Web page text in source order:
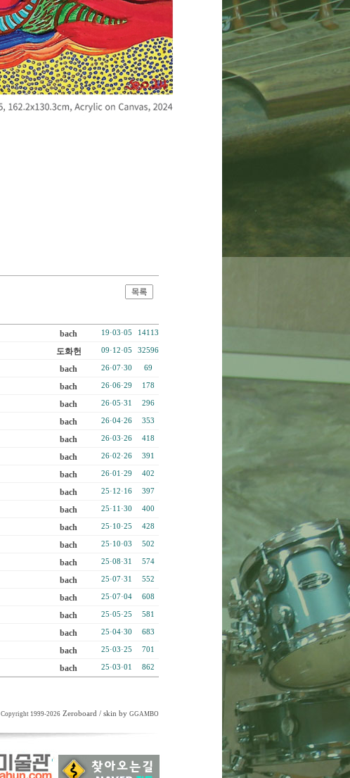
bach 19·03·05 14113
도화헌 09·12·05 32596
bach 26·07·30 69
bach 26·06·29 178
bach 26·05·31 296
bach 26·04·26 353
bach 26·03·26 418
bach 26·02·26 391
bach 26·01·29 402
bach 25·12·16 397
bach 25·11·30 400
bach 25·10·25 428
bach 25·10·03 502
bach 25·08·31 574
bach 25·07·31 552
bach 25·07·04 608
bach 25·05·25 581
bach 25·04·30 683
bach 25·03·25 701
bach 25·03·01 862
Copyright 1999-2026 Zeroboard / skin by GGAMBO